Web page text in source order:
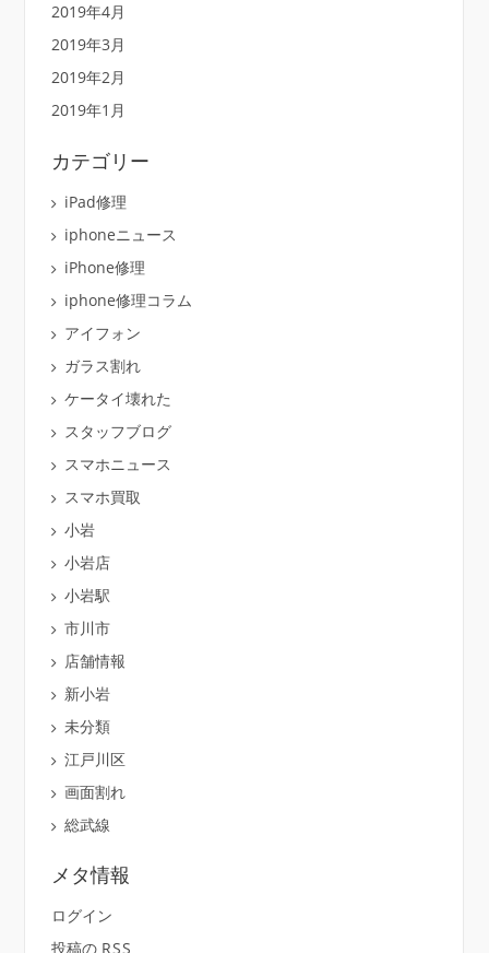
2019年4月
2019年3月
2019年2月
2019年1月
カテゴリー
iPad修理
iphoneニュース
iPhone修理
iphone修理コラム
アイフォン
ガラス割れ
ケータイ壊れた
スタッフブログ
スマホニュース
スマホ買取
小岩
小岩店
小岩駅
市川市
店舗情報
新小岩
未分類
江戸川区
画面割れ
総武線
メタ情報
ログイン
投稿の RSS